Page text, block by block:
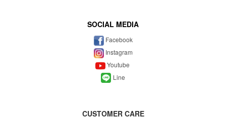
SOCIAL MEDIA
Facebook
Instagram
Youtube
Line
CUSTOMER CARE